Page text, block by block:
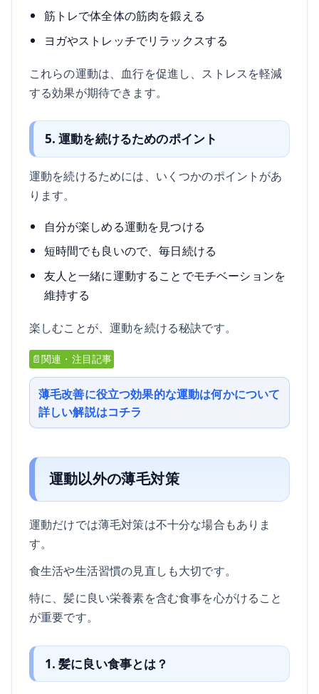
筋トレで体全体の筋肉を鍛える
ヨガやストレッチでリラックスする
これらの運動は、血行を促進し、ストレスを軽減
する効果が期待できます。
5. 運動を続けるためのポイント
運動を続けるためには、いくつかのポイントがあ
ります。
自分が楽しめる運動を見つける
短時間でも良いので、毎日続ける
友人と一緒に運動することでモチベーションを
維持する
楽しむことが、運動を続ける秘訣です。
📄関連・注目記事
薄毛改善に役立つ効果的な運動は何かについて
詳しい解説はコチラ
運動以外の薄毛対策
運動だけでは薄毛対策は不十分な場合もありま
す。
食生活や生活習慣の見直しも大切です。
特に、髪に良い栄養素を含む食事を心がけること
が重要です。
1. 髪に良い食事とは？